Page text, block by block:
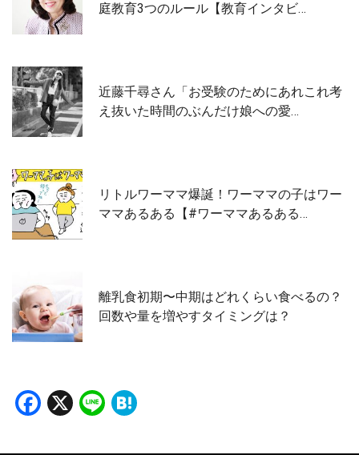
庭教育3つのルール【教育インタビ…
近藤千尋さん「お受験のためにあれこれ考
え抜いた時間のぶんだけ娘への愛…
リトルワーママ爆誕！ワーママの子はワー
ママあるある【#ワーママあるある…
離乳食初期〜中期はどれくらい食べるの？
回数や量を増やすタイミングは？
Facebook
X Line